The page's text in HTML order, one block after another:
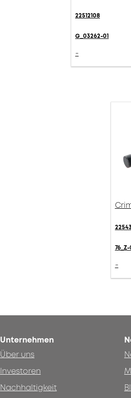
22512108
G_03262-01
-
-
Unternehmen
Über uns
Investoren
Nachhaltigkeit